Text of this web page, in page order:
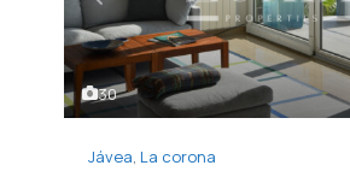
30
Jávea, La corona